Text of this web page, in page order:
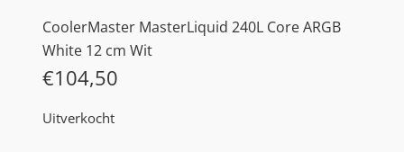
CoolerMaster MasterLiquid 240L Core ARGB
White 12 cm Wit
€104,50
Uitverkocht